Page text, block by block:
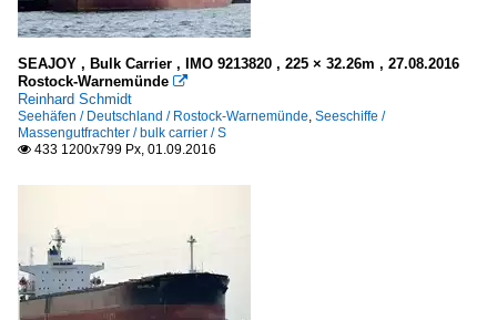
SEAJOY , Bulk Carrier , IMO 9213820 , 225 × 32.26m , 27.08.2016
Rostock-Warnemünde 
Reinhard Schmidt
Seehäfen / Deutschland / Rostock-Warnemünde, Seeschiffe /
Massengutfrachter / bulk carrier / S
 433 1200x799 Px, 01.09.2016